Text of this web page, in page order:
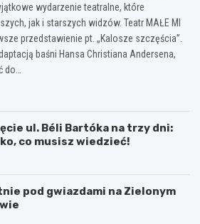
wydarzenie teatralne, które
jak i starszych widzów. Teatr MAŁE MI
przedstawienie pt. „Kalosze szczęścia”.
baśni Hansa Christiana Andersena,
ul. Béli Bartóka na trzy dni:
co musisz wiedzieć!
pod gwiazdami na Zielonym